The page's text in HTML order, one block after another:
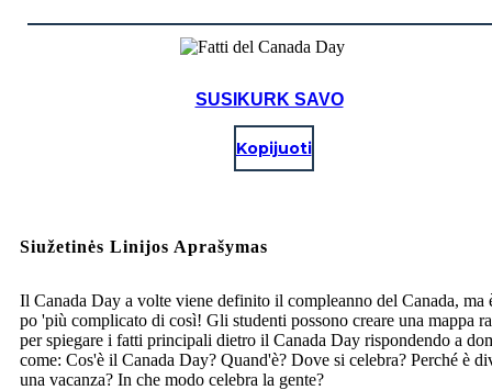
SUSIKURK SAVO
Kopijuoti
Siužetinės Linijos Aprašymas
Il Canada Day a volte viene definito il compleanno del Canada, ma
po 'più complicato di così! Gli studenti possono creare una mappa
per spiegare i fatti principali dietro il Canada Day rispondendo a
come: Cos'è il Canada Day? Quand'è? Dove si celebra? Perché è
una vacanza? In che modo celebra la gente?